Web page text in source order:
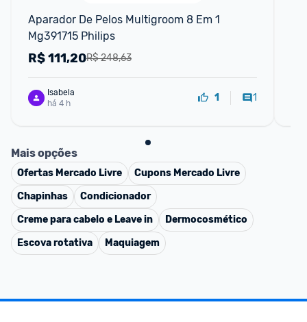
Aparador De Pelos Multigroom 8 Em 1
Mg391715 Philips
R$ 248,63
R$111,20
Isabela
há 4 h
1 1
Mais opções
Ofertas Mercado Livre Cupons Mercado Livre
Chapinhas
Condicionador
Creme para cabelo e Leave in
Dermocosmético
Escova rotativa
Maquiagem